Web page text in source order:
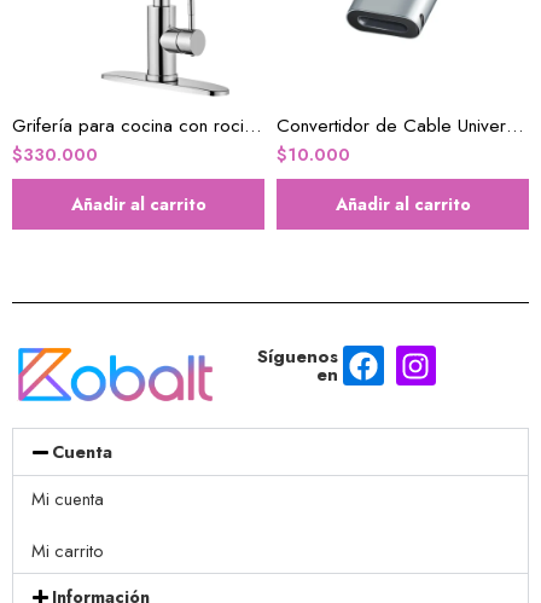
Grifería para cocina con rociador
$330.000
Añadir al carrito
Convertidor de Cable Universal hembra a USB C macho
$10.000
Añadir al carrito
Síguenos
en
Cuenta
Mi cuenta
Mi carrito
Información